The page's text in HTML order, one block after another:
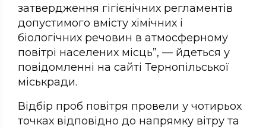
затвердження гігієнічних регламентів
допустимого вмісту хімічних і
біологічних речовин в атмосферному
повітрі населених місць”, — йдеться у
повідомленні на сайті Тернопільської
міськради.
Відбір проб повітря провели у чотирьох
точках відповідно до напрямку вітру та